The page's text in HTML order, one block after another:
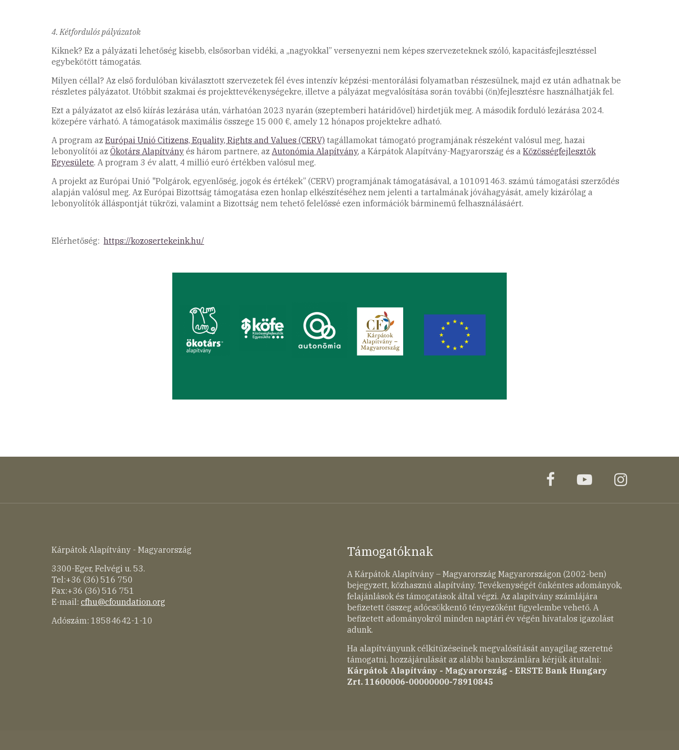
4. Kétfordulós pályázatok
Kiknek? Ez a pályázati lehetőség kisebb, elsősorban vidéki, a „nagyokkal” versenyezni nem képes szervezeteknek szóló, kapacitásfejlesztéssel
egybekötött támogatás.
Milyen céllal? Az első fordulóban kiválasztott szervezetek fél éves intenzív képzési-mentorálási folyamatban részesülnek, majd ez után adhatnak be
részletes pályázatot. Utóbbit szakmai és projekttevékenységekre, illetve a pályázat megvalósítása során további (ön)fejlesztésre használhatják fel.
Ezt a pályázatot az első kiírás lezárása után, várhatóan 2023 nyarán (szeptemberi határidővel) hirdetjük meg. A második forduló lezárása 2024.
közepére várható. A támogatások maximális összege 15 000 €, amely 12 hónapos projektekre adható.
A program az Európai Unió Citizens, Equality, Rights and Values (CERV) tagállamokat támogató programjának részeként valósul meg, hazai
lebonyolítói az Ökotárs Alapítvány és három partnere, az Autonómia Alapítvány, a Kárpátok Alapítvány-Magyarország és a Közösségfejlesztők
Egyesülete. A program 3 év alatt, 4 millió euró értékben valósul meg.
A projekt az Európai Unió "Polgárok, egyenlőség, jogok és értékek” (CERV) programjának támogatásával, a 101091463. számú támogatási szerződés
alapján valósul meg. Az Európai Bizottság támogatása ezen honlap elkészítéséhez nem jelenti a tartalmának jóváhagyását, amely kizárólag a
lebonyolítók álláspontját tükrözi, valamint a Bizottság nem tehető felelőssé ezen információk bárminemű felhasználásáért.
Elérhetőség: https://kozosertekeink.hu/
facebookyoutube
Kárpátok Alapítvány - Magyarország
3300-Eger, Felvégi u. 53.
Tel:+36 (36) 516 750
Fax:+36 (36) 516 751
E-mail: cfhu@cfoundation.org
Adószám: 18584642-1-10
Támogatóknak
A Kárpátok Alapítvány – Magyarország Magyarországon (2002-ben)
bejegyzett, közhasznú alapítvány. Tevékenységét önkéntes adományok,
felajánlások és támogatások által végzi. Az alapítvány számlájára
befizetett összeg adócsökkentő tényezőként figyelembe vehető. A
befizetett adományokról minden naptári év végén hivatalos igazolást
adunk.
Ha alapítványunk célkitűzéseinek megvalósítását anyagilag szeretné
támogatni, hozzájárulását az alábbi bankszámlára kérjük átutalni:
Kárpátok Alapítvány - Magyarország - ERSTE Bank Hungary
Zrt. 11600006-00000000-78910845